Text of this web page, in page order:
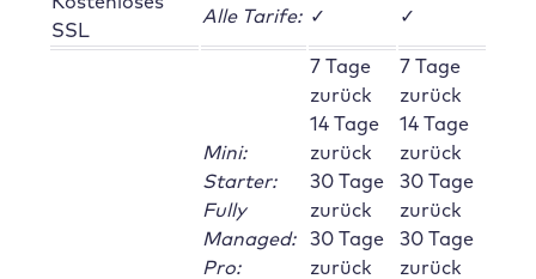
SSL
Alle Tarife: ✓ ✓
Mini:
Starter:
Fully
Managed:
Pro:
7 Tage
zurück
14 Tage
zurück
30 Tage
zurück
30 Tage
zurück
7 Tage
zurück
14 Tage
zurück
30 Tage
zurück
30 Tage
zurück